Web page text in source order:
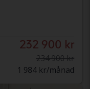
232 900 kr
234 900 kr
1 984 kr/månad